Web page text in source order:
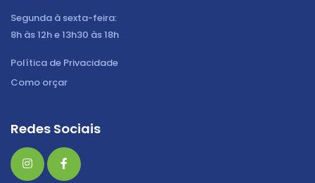
Segunda à sexta-feira:
8h às 12h e 13h30 às 18h
Política de Privacidade
Como orçar
Redes Sociais